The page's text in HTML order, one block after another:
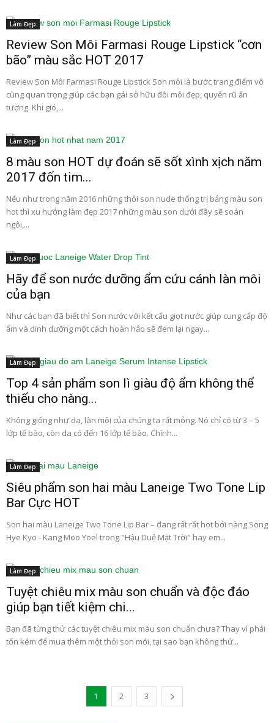
Làm Đẹp
Review Son Môi Farmasi Rouge Lipstick “cơn
bão” màu sắc HOT 2017
Review Son Môi Farmasi Rouge Lipstick Son môi là bước trang điểm vô
cùng quan trọng giúp các bạn gái sở hữu đôi môi đẹp, quyến rũ ấn
tượng. Khi gió,...
Làm Đẹp
8 màu son HOT dự đoán sẽ sốt xình xịch năm
2017 đốn tim...
Nếu như trong năm 2016 những thỏi son nude thống trị bảng màu son
hot thì xu hướng làm đẹp 2017 những màu son dưới đây sẽ soán
ngôi,...
Làm Đẹp
Hãy để son nước dưỡng ẩm cứu cánh làn môi
của bạn
Như các bạn đã biết thì Son nước với kết cấu giọt nước giúp cung cấp độ
ẩm và dinh dưỡng một cách hoàn hảo sẽ đem lại ngay...
Làm Đẹp
Top 4 sản phẩm son lì giàu độ ẩm không thể
thiếu cho nàng...
Không giống như da, làn môi của chúng ta rất mỏng. Nó chỉ có từ 3 – 5
lớp tế bào, còn da có đến 16 lớp tế bào. Chính...
Làm Đẹp
Siêu phẩm son hai màu Laneige Two Tone Lip
Bar Cực HOT
Son hai màu Laneige Two Tone Lip Bar – đang rất rất hot bởi nàng Song
Hye Kyo - Kang Moo Yoel trong "Hậu Duệ Mặt Trời" hay em...
Làm Đẹp
Tuyệt chiêu mix màu son chuẩn và độc đáo
giúp bạn tiết kiệm chi...
Bạn đã từng thử các tuyệt chiêu mix màu son chuẩn chưa? Thay vì phải
tốn kém để mua thêm một thỏi son mới, tại sao bạn không thử...
1 2 3